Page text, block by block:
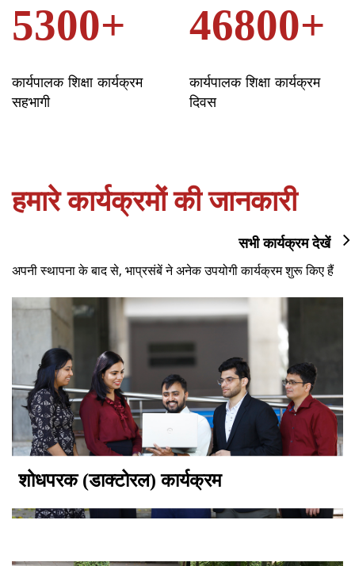
5300+
कार्यपालक शिक्षा कार्यक्रम
सहभागी
46800+
कार्यपालक शिक्षा कार्यक्रम
दिवस
हमारे कार्यक्रमों की जानकारी
सभी कार्यक्रम देखें
अपनी स्थापना के बाद से, भाप्रसंबें ने अनेक उपयोगी कार्यक्रम शुरू किए हैं
शोधपरक (डाक्टोरल) कार्यक्रम